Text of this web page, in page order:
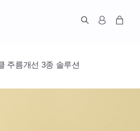
주름개선 3종 솔루션